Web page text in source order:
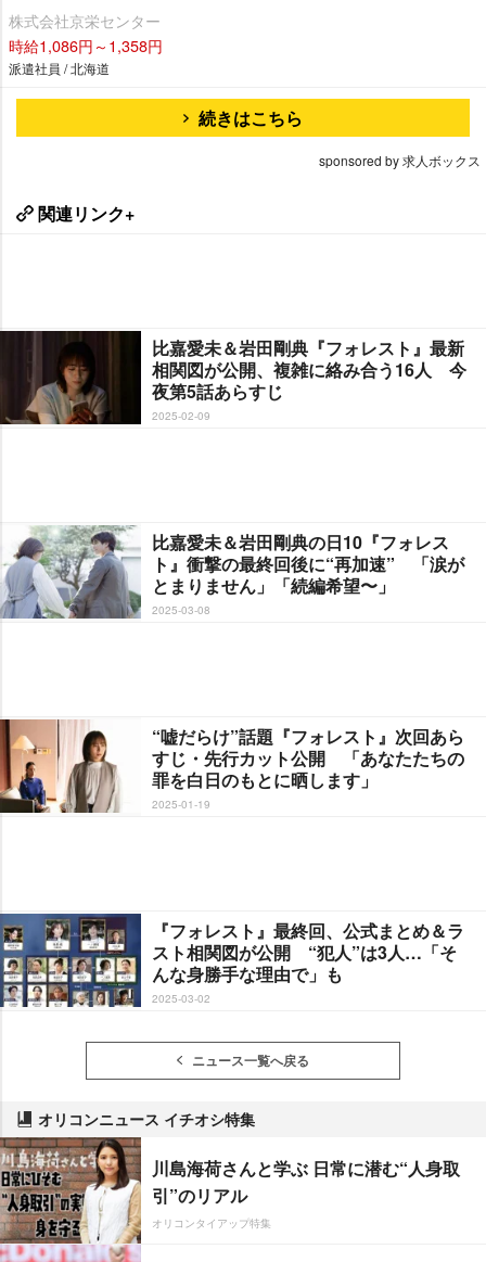
株式会社京栄センター
時給1,086円～1,358円
派遣社員 / 北海道
続きはこちら
sponsored by 求人ボックス
関連リンク+
比嘉愛未＆岩田剛典『フォレスト』最新
相関図が公開、複雑に絡み合う16人 今
夜第5話あらすじ
2025-02-09
比嘉愛未＆岩田剛典の日10『フォレス
ト』衝撃の最終回後に“再加速” 「涙が
とまりません」「続編希望〜」
2025-03-08
“嘘だらけ”話題『フォレスト』次回あら
すじ・先行カット公開 「あなたたちの
罪を白日のもとに晒します」
2025-01-19
『フォレスト』最終回、公式まとめ＆ラ
スト相関図が公開 “犯人”は3人…「そ
んな身勝手な理由で」も
2025-03-02
ニュース一覧へ戻る
オリコンニュース イチオシ特集
川島海荷さんと学ぶ 日常に潜む“人身取
引”のリアル
オリコンタイアップ特集